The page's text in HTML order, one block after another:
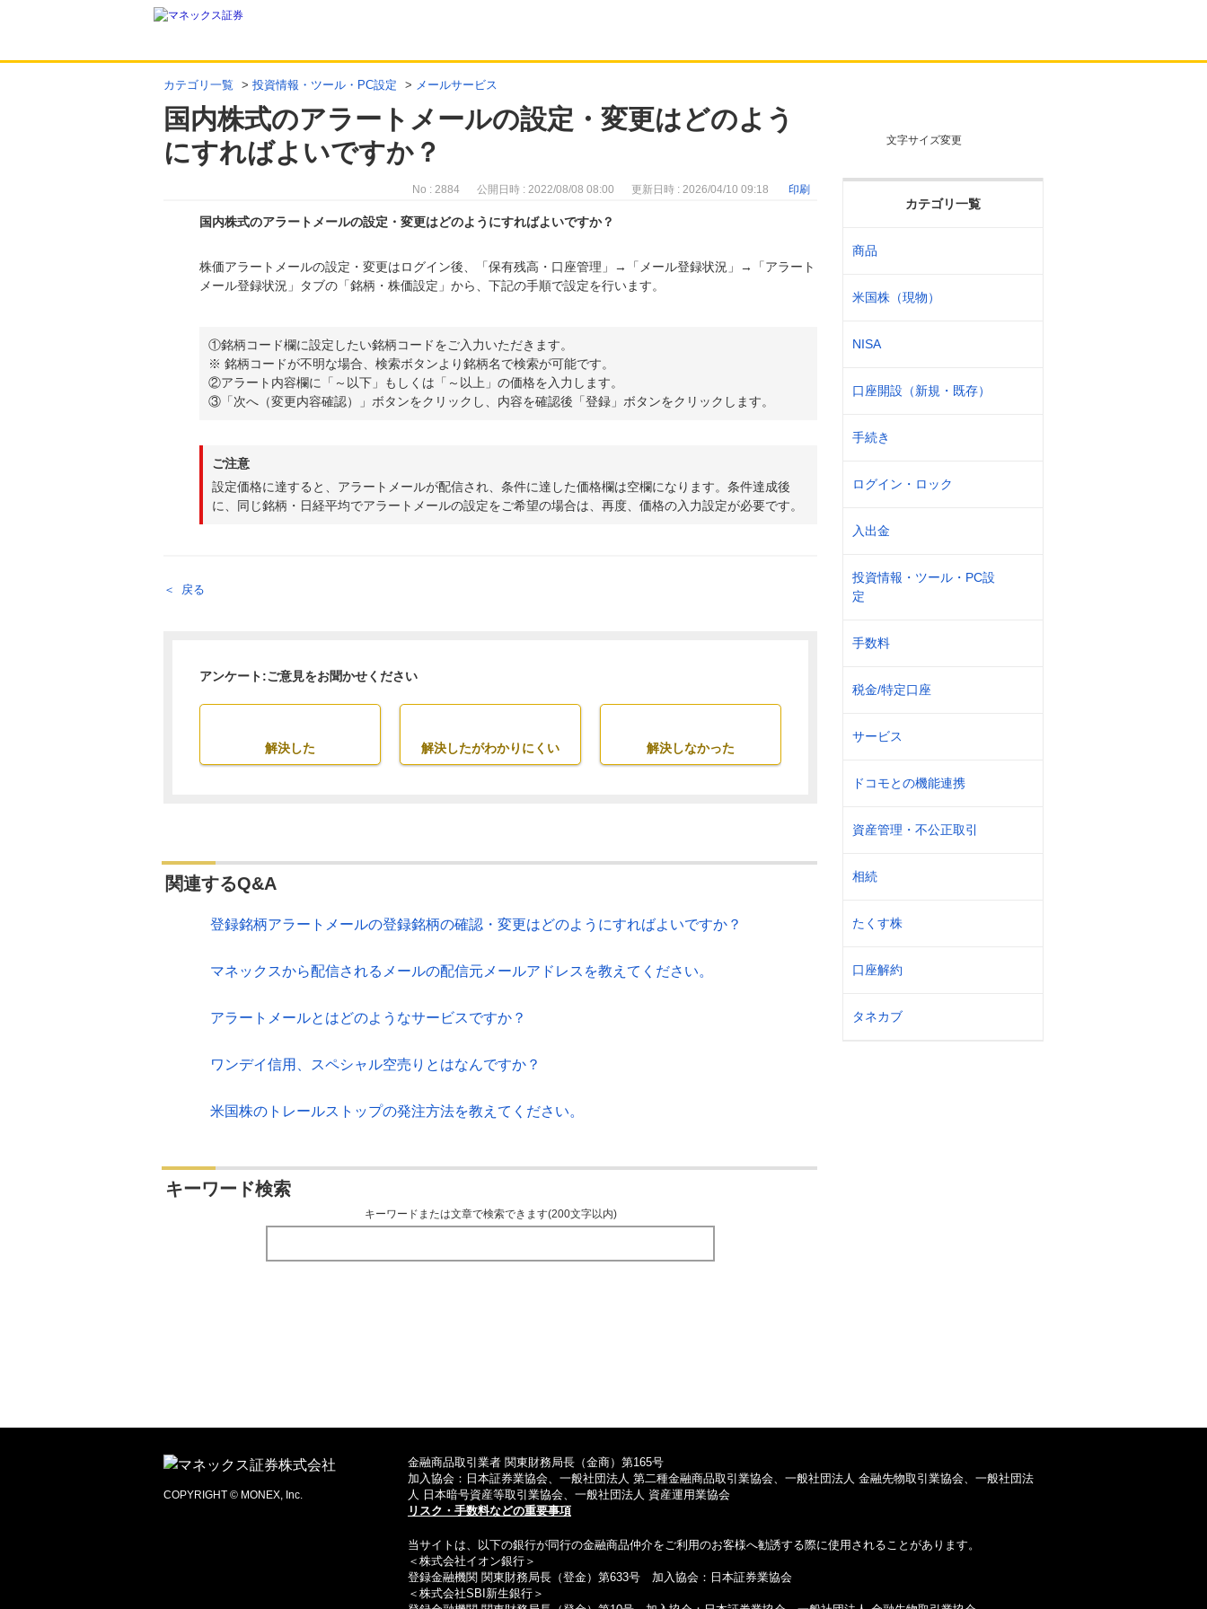
カテゴリ一覧 > 投資情報・ツール・PC設定 > メールサービス
国内株式のアラートメールの設定・変更はどのよう
にすればよいですか？
文字サイズ変更
カテゴリ一覧
商品
米国株（現物）
NISA
口座開設（新規・既存）
手続き
ログイン・ロック
入出金
投資情報・ツール・PC設
定
手数料
税金/特定口座
サービス
ドコモとの機能連携
資産管理・不公正取引
相続
たくす株
口座解約
タネカブ
No : 2884 公開日時 : 2022/08/08 08:00 更新日時 : 2026/04/10 09:18 印刷
国内株式のアラートメールの設定・変更はどのようにすればよいですか？
回答
株価アラートメールの設定・変更はログイン後、「保有残高・口座管理」→「メール登録状況」→「アラート
メール登録状況」タブの「銘柄・株価設定」から、下記の手順で設定を行います。
①銘柄コード欄に設定したい銘柄コードをご入力いただきます。
※ 銘柄コードが不明な場合、検索ボタンより銘柄名で検索が可能です。
②アラート内容欄に「～以下」もしくは「～以上」の価格を入力します。
③「次へ（変更内容確認）」ボタンをクリックし、内容を確認後「登録」ボタンをクリックします。
ご注意
設定価格に達すると、アラートメールが配信され、条件に達した価格欄は空欄になります。条件達成後
に、同じ銘柄・日経平均でアラートメールの設定をご希望の場合は、再度、価格の入力設定が必要です。
戻る
アンケート:ご意見をお聞かせください
解決した 解決したがわかりにくい 解決しなかった
関連するQ&A
登録銘柄アラートメールの登録銘柄の確認・変更はどのようにすればよいですか？
マネックスから配信されるメールの配信元メールアドレスを教えてください。
アラートメールとはどのようなサービスですか？
ワンデイ信用、スペシャル空売りとはなんですか？
米国株のトレールストップの発注方法を教えてください。
キーワード検索
キーワードまたは文章で検索できます(200文字以内)
COPYRIGHT © MONEX, Inc.
金融商品取引業者 関東財務局長（金商）第165号
加入協会：日本証券業協会、一般社団法人 第二種金融商品取引業協会、一般社団法人 金融先物取引業協会、一般社団法
人 日本暗号資産等取引業協会、一般社団法人 資産運用業協会
リスク・手数料などの重要事項
当サイトは、以下の銀行が同行の金融商品仲介をご利用のお客様へ勧誘する際に使用されることがあります。
＜株式会社イオン銀行＞
登録金融機関 関東財務局長（登金）第633号 加入協会：日本証券業協会
＜株式会社SBI新生銀行＞